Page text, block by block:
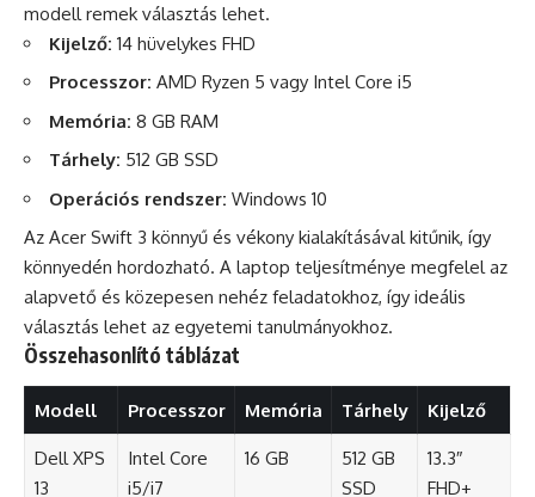
modell remek választás lehet.
Kijelző: 14 hüvelykes FHD
Processzor: AMD Ryzen 5 vagy Intel Core i5
Memória: 8 GB RAM
Tárhely: 512 GB SSD
Operációs rendszer: Windows 10
Az Acer Swift 3 könnyű és vékony kialakításával kitűnik, így
könnyedén hordozható. A laptop teljesítménye megfelel az
alapvető és közepesen nehéz feladatokhoz, így ideális
választás lehet az egyetemi tanulmányokhoz.
Összehasonlító táblázat
Modell Processzor Memória Tárhely Kijelző
Dell XPS
13
Intel Core
i5/i7
16 GB
512 GB
SSD
13.3″
FHD+